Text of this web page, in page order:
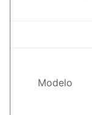
Modelo